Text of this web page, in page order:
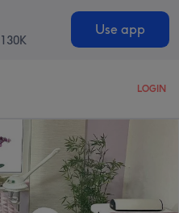
130K
Use app
LOGIN